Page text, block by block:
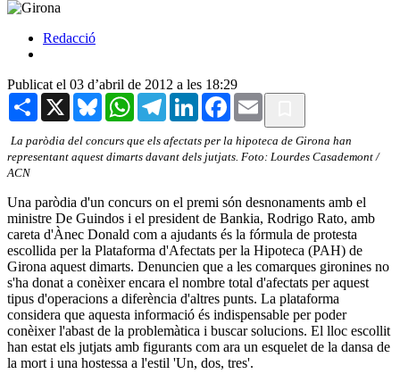
Redacció
Publicat el 03 d’abril de 2012 a les 18:29
Share X BlueskyWhatsAppTelegramLinkedInFacebook
Email
La paròdia del concurs que els afectats per la hipoteca de Girona han
representant aquest dimarts davant dels jutjats. Foto: Lourdes Casademont /
ACN
Una paròdia d'un concurs on el premi són desnonaments amb el
ministre De Guindos i el president de Bankia, Rodrigo Rato, amb
careta d'Ànec Donald com a ajudants és la fórmula de protesta
escollida per la Plataforma d'Afectats per la Hipoteca (PAH) de
Girona aquest dimarts. Denuncien que a les comarques gironines no
s'ha donat a conèixer encara el nombre total d'afectats per aquest
tipus d'operacions a diferència d'altres punts. La plataforma
considera que aquesta informació és indispensable per poder
conèixer l'abast de la problemàtica i buscar solucions. El lloc escollit
han estat els jutjats amb figurants com ara un esquelet de la dansa de
la mort i una hostessa a l'estil 'Un, dos, tres'.